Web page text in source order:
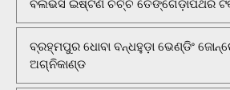
ବିଲିଭର୍ସ ଇଷ୍ଟର୍ଣ ଚର୍ଚ୍ଚ ତେଙ୍ଗେଡ଼ାପଥର
ବ୍ରହ୍ମପୁର ଧୋବା ବନ୍ଧହୁଡ଼ା ଭେଣ୍ଡିଂ
ଅଗ୍ନିକାଣ୍ଡ